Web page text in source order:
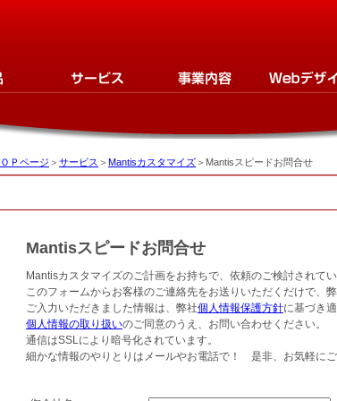
Ｐページ ＞ サービス ＞ Mantisカスタマイズ ＞Mantisスピードお問合せ
Mantisスピードお問合せ
Mantisカスタマイズのご計画をお持ちで、依頼のご検討されて
このフォームからお客様のご連絡先をお送りいただくだけで、
ご入力いただきました情報は、弊社個人情報保護方針に基づき
個人情報の取り扱いのご同意のうえ、お問い合わせください。
通信はSSLにより暗号化されています。
細かな情報のやりとりはメールやお電話で！ 是非、お気軽にご